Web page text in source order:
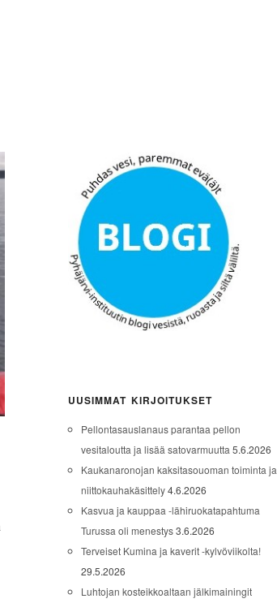
UUSIMMAT KIRJOITUKSET
Pellontasauslanaus parantaa pellon
vesitaloutta ja lisää satovarmuutta 5.6.2026
Kaukanaronojan kaksitasouoman toiminta ja
niittokauhakäsittely 4.6.2026
Kasvua ja kauppaa -lähiruokatapahtuma
Turussa oli menestys 3.6.2026
Terveiset Kumina ja kaverit -kylvöviikolta!
29.5.2026
Luhtojan kosteikkoaltaan jälkimainingit